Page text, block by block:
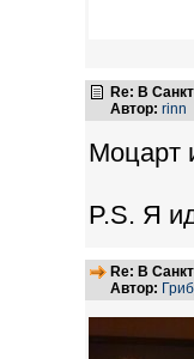
Re: В
Автор: rinn
Моцарт
P.S. Я
Re: В
Автор: